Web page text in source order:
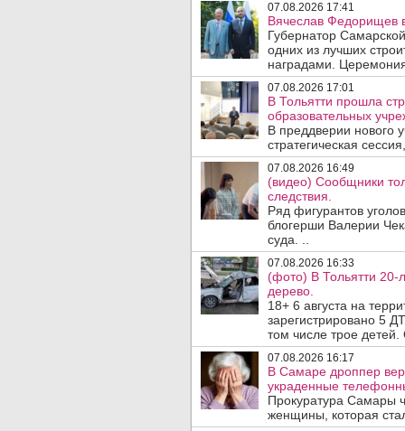
07.08.2026 17:41
Вячеслав Федорищев
Губернатор
одних из лучших
наградами.
07.08.2026 17:01
В Тольятти прошла
образовательных
В преддверии нового
стратегическая
07.08.2026 16:49
(видео) Сообщники
следствия.
Ряд фигурантов
блогерши Валерии
суда. ..
07.08.2026 16:33
(фото) В Тольятти 20-
дерево.
18+ 6 августа на
зарегистрировано 5
том числе трое
07.08.2026 16:17
В Самаре дроппер
украденные
Прокуратура Самары
женщины, которая